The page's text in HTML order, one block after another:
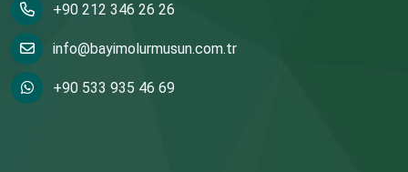
+90 212 346 26 26
info@bayimolurmusun.com.tr
+90 533 935 46 69